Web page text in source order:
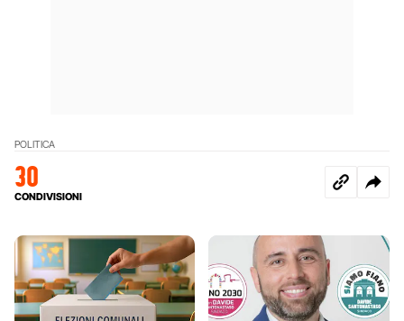
POLITICA
30
CONDIVISIONI